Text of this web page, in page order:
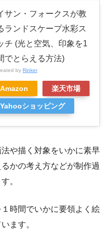
サン・フォークスが教
ランドスケープ水彩ス
チ (光と空気、印象を1
でとらえる方法)
by Rinker
Amazon 楽天市場
Yahooショッピング
や描く対象をいかに素早
かの考え方などが制作過
。
時間でいかに要領よく絵
ます。